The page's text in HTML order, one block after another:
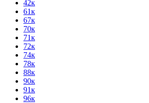
42к
61к
67к
70к
71к
72к
74к
78к
88к
90к
91к
96к